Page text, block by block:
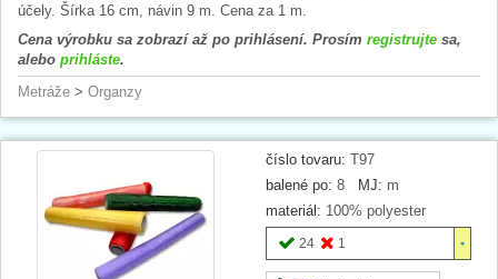
účely. Šírka 16 cm, návin 9 m. Cena za 1 m.
Cena výrobku sa zobrazí až po prihlásení. Prosím registrujte sa,
alebo prihláste.
Metráže > Organzy
číslo tovaru: T97
balené po: 8 MJ: m
materiál: 100% polyester
24 1